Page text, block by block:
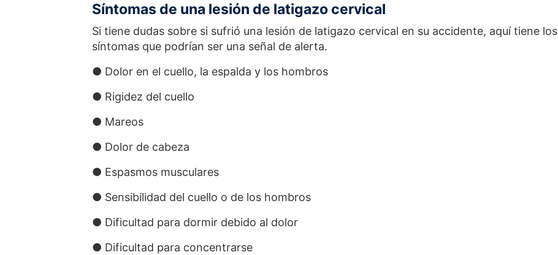
Síntomas de una lesión de latigazo cervical
Si tiene dudas sobre si sufrió una lesión de latigazo cervical en su accidente, aquí tiene los
síntomas que podrían ser una señal de alerta.
● Dolor en el cuello, la espalda y los hombros
● Rigidez del cuello
● Mareos
● Dolor de cabeza
● Espasmos musculares
● Sensibilidad del cuello o de los hombros
● Dificultad para dormir debido al dolor
● Dificultad para concentrarse